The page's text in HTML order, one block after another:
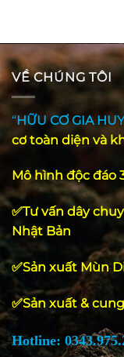
VỀ CHÚNG TÔI
“HỮU CƠ GIA HUY
cơ toàn diện và
Mô hình độc đáo
✅Tư vấn dây
Nhật Bản
✅Sản xuất Mùn
✅Sản xuất &
Hotline: